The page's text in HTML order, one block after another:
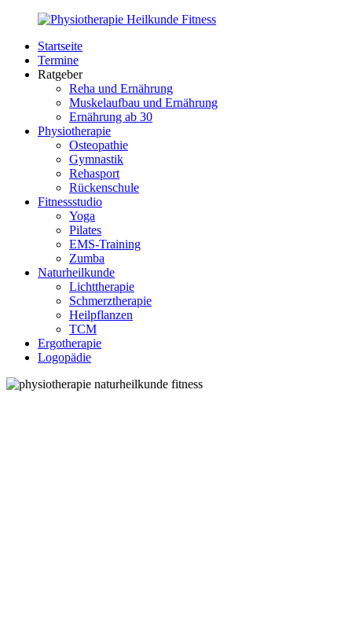
Zurück
Inhalt
PhysioMed-
Fit.de
Gesundheit
Startseite
Termine
Ratgeber
Reha und Ernährung
Muskelaufbau und Ernährung
Ernährung ab 30
Physiotherapie
Osteopathie
Gymnastik
Rehasport
Rückenschule
Fitnessstudio
Yoga
Pilates
EMS-Training
Zumba
Naturheilkunde
Lichttherapie
Schmerztherapie
Heilpflanzen
TCM
Ergotherapie
Logopädie